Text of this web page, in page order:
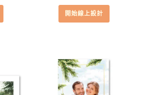
開始線上設計